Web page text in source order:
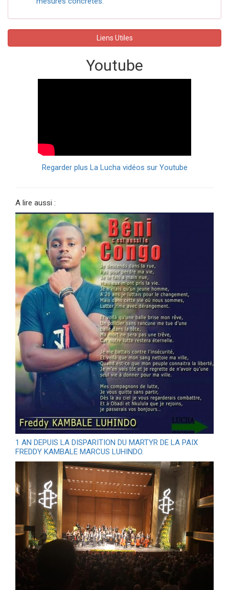
Liens Utiles
Youtube
Regarder plus La Lucha vidéos sur Youtube
A lire aussi :
1 AN DEPUIS LA DISPARITION DU MARTYR DE LA PAIX
FREDDY KAMBALE MARCUS LUHINDO.